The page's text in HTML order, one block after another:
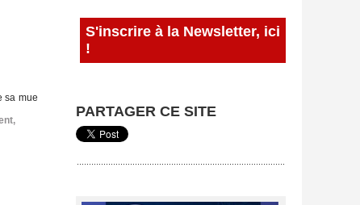
sa mue
,
S'inscrire à la Newsletter, ici
!
PARTAGER CE SITE